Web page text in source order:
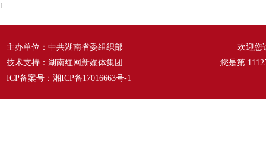
1
主办单位：中共湖南省委组织部
技术支持：湖南红网新媒体集团
ICP备案号： 湘ICP备17016663号-1
欢迎您
您是第